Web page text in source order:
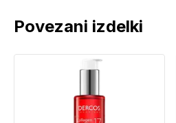
Povezani izdelki